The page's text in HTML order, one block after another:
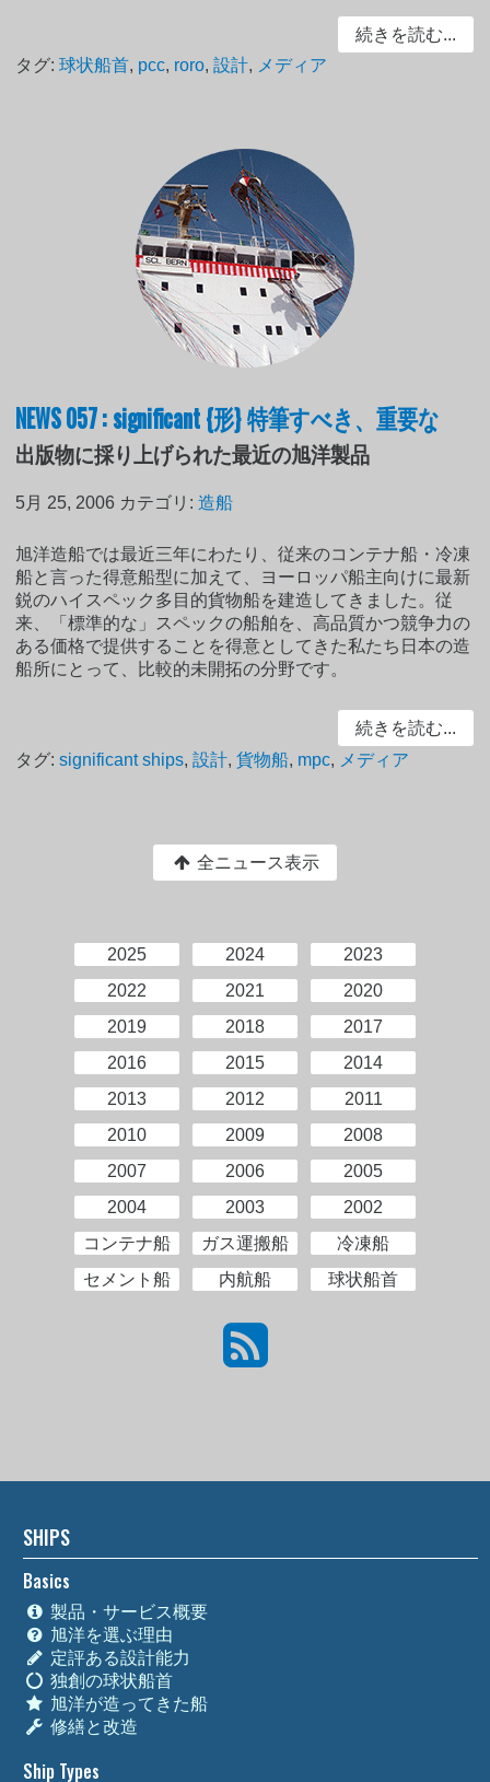
続きを読む...
タグ:球状船首, pcc, roro,設計, メディア
NEWS 057 : significant {形} 特筆すべき、重要な
出版物に採り上げられた最近の旭洋製品
5月 25, 2006 カテゴリ:造船
旭洋造船では最近三年にわたり、従来のコンテナ船・冷凍
船と言った得意船型に加えて、ヨーロッパ船主向けに最新
鋭のハイスペック多目的貨物船を建造してきました。従
来、「標準的な」スペックの船舶を、高品質かつ競争力の
ある価格で提供することを得意としてきた私たち日本の造
船所にとって、比較的未開拓の分野です。
続きを読む...
タグ:significant ships,設計,貨物船, mpc, メディア
全ニュース表示
2025 2024
2023
2022
2021
2020
2019
2018
2017
2016
2015
2014
2013
2012
2011
2010
2009
2008
2007
2006
2005
2004
2003
2002
コンテナ船
ガス運搬船
冷凍船
セメント船
内航船 球状船首
SHIPS
Basics
製品・サービス概要
旭洋を選ぶ理由
定評ある設計能力
独創の球状船首
旭洋が造ってきた船
修繕と改造
Ship Types